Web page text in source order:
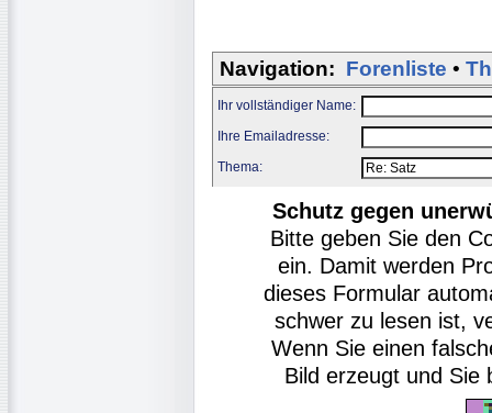
Navigation: Forenliste •
Ihr vollständiger Name:
Ihre Emailadresse:
Thema:
Schutz gegen
Bitte geben Sie den
ein. Damit werden
dieses Formular
schwer zu lesen ist,
Wenn Sie einen
Bild erzeugt und Sie